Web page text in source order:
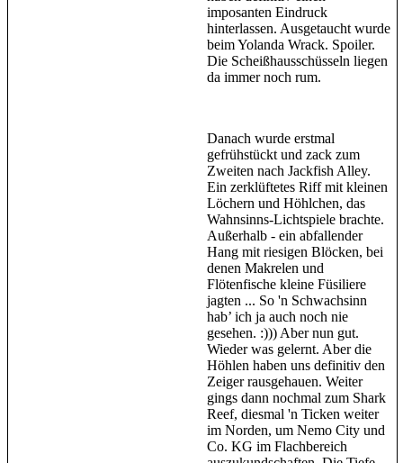
imposanten Eindruck
hinterlassen. Ausgetaucht wurde
beim Yolanda Wrack. Spoiler.
Die Scheißhausschüsseln liegen
da immer noch rum.
Danach wurde erstmal
gefrühstückt und zack zum
Zweiten nach Jackfish Alley.
Ein zerklüftetes Riff mit kleinen
Löchern und Höhlchen, das
Wahnsinns-Lichtspiele brachte.
Außerhalb - ein abfallender
Hang mit riesigen Blöcken, bei
denen Makrelen und
Flötenfische kleine Füsiliere
jagten ... So 'n Schwachsinn
hab’ ich ja auch noch nie
gesehen. :))) Aber nun gut.
Wieder was gelernt. Aber die
Höhlen haben uns definitiv den
Zeiger rausgehauen. Weiter
gings dann nochmal zum Shark
Reef, diesmal 'n Ticken weiter
im Norden, um Nemo City und
Co. KG im Flachbereich